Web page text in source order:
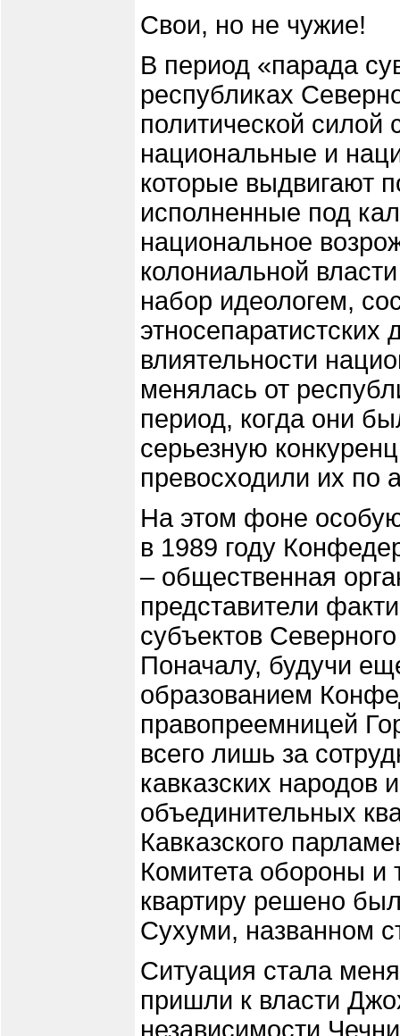
Свои, но не чужие!
В период «парада
республиках
политической силой
национальные и
которые выдвигают
исполненные под
национальное
колониальной
набор идеологем,
этносепаратистских
влиятельности
менялась от
период, когда они
серьезную
превосходили их по
На этом фоне
в 1989 году
– общественная
представители
субъектов
Поначалу, будучи
образованием
правопреемницей
всего лишь за
кавказских народов
объединительных
Кавказского
Комитета обороны и
квартиру решено
Сухуми, названном
Ситуация стала
пришли к власти
независимости